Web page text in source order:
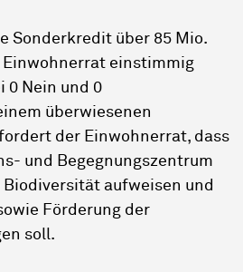
Sonderkredit über 85 Mio.
Einwohnerrat einstimmig
0 Nein und 0
überwiesenen
der Einwohnerrat, dass
und Begegnungszentrum
Biodiversität aufweisen und
Förderung der
soll.